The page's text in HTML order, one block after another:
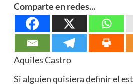
Comparte en redes...
Aquiles Castro
Si alguien quisiera definir el